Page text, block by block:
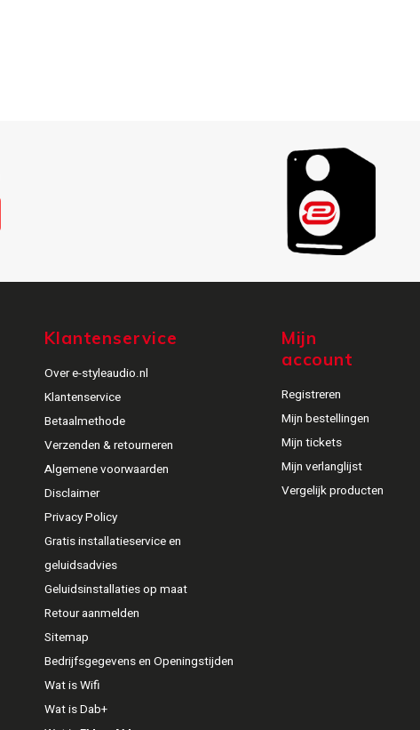
Klantenservice
Over e-styleaudio.nl
Klantenservice
Betaalmethode
Verzenden & retourneren
Algemene voorwaarden
Disclaimer
Privacy Policy
Gratis installatieservice en
geluidsadvies
Geluidsinstallaties op maat
Retour aanmelden
Sitemap
Bedrijfsgegevens en Openingstijden
Wat is Wifi
Wat is Dab+
Mijn
account
Registreren
Mijn bestellingen
Mijn tickets
Mijn verlanglijst
Vergelijk producten